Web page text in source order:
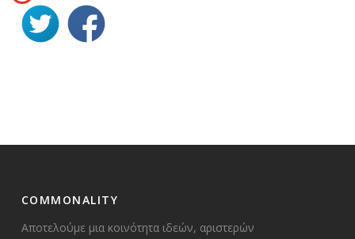
COMMONALITY
Αποτελούμε μια κοινότητα ιδεών, αριστερών